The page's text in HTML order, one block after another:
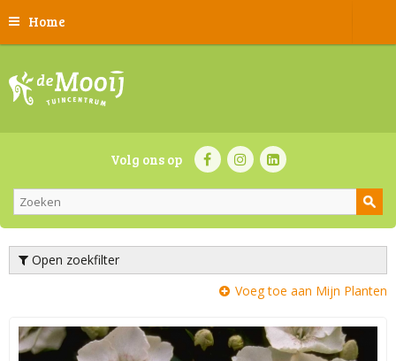
Home
Volg ons op
Open zoekfilter
Voeg toe aan Mijn Planten